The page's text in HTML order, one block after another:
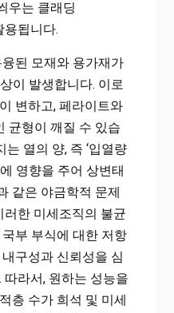
우는 클래딩
용됩니다.
된 모재와 용가재가
이 발생합니다. 이로
변하고, 페라이트와
균형이 깨질 수 있습
열의 양, 즉 ‘입열량
영향을 주어 상변태
같은 야금학적 문제
러한 미세조직의 불균
부 부식에 대한 저항
구성과 신뢰성을 심
라서, 원하는 성능을
층 수가 희석 및 미세